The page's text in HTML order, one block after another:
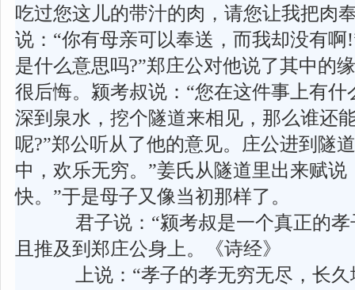
吃过您这儿的带汁的肉，请您让我把肉
说：“你有母亲可以奉送，而我却没有啊
是什么意思吗?”郑庄公对他说了其中的
很后悔。颍考叔说：“您在这件事上有什
深到泉水，挖个隧道来相见，那么谁还
呢?”郑公听从了他的意见。庄公进到隧
中，欢乐无穷。”姜氏从隧道里出来赋说
快。”于是母子又像当初那样了。
君子说：“颍考叔是一个真正的孝
且推及到郑庄公身上。《诗经》
上说：“孝子的孝无穷无尽，长久